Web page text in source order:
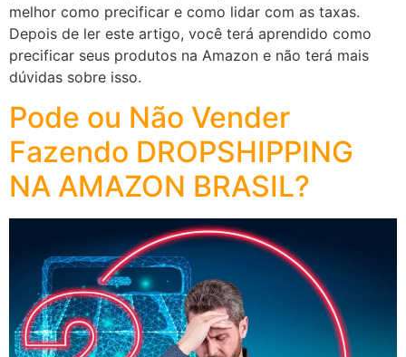
melhor como precificar e como lidar com as taxas.
Depois de ler este artigo, você terá aprendido como
precificar seus produtos na Amazon e não terá mais
dúvidas sobre isso.
Pode ou Não Vender
Fazendo DROPSHIPPING
NA AMAZON BRASIL?